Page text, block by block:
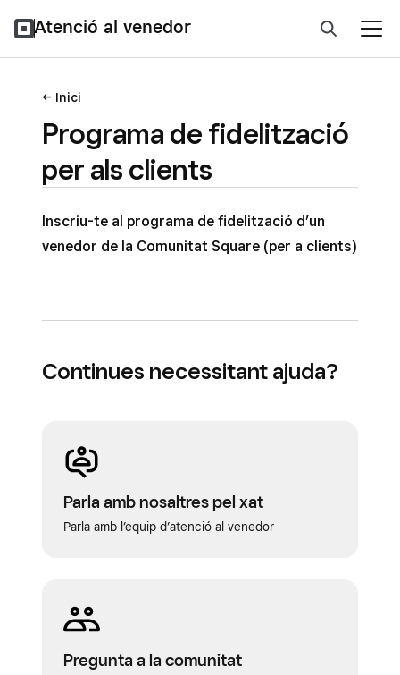
Atenció al venedor
Inici
Programa de fidelització
per als clients
Inscriu-te al programa de fidelització d’un
venedor de la Comunitat Square (per a clients)
Continues necessitant ajuda?
Parla amb nosaltres pel xat
Parla amb l’equip d’atenció al venedor
Pregunta a la comunitat